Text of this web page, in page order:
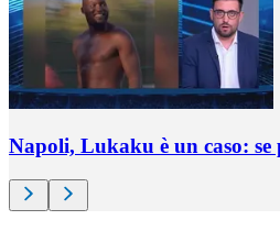
Napoli, Lukaku è un caso: